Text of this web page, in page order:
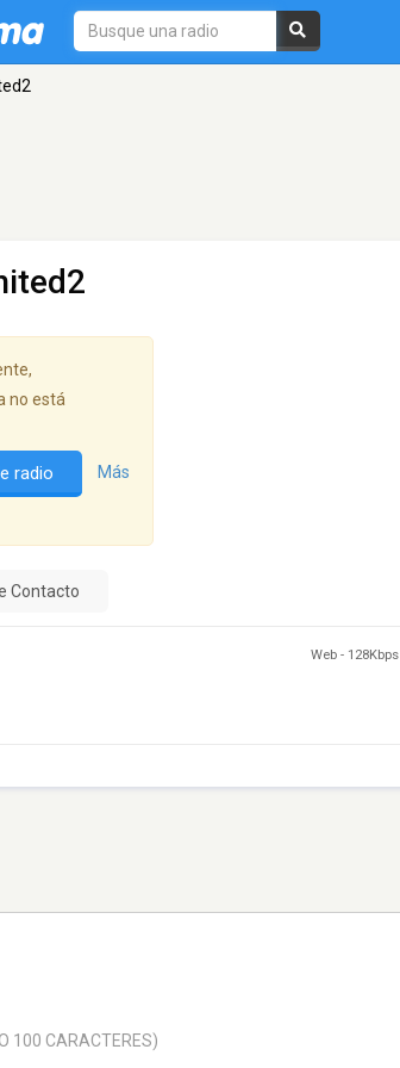
no está
radio Más
Contacto
Web - 128Kbps